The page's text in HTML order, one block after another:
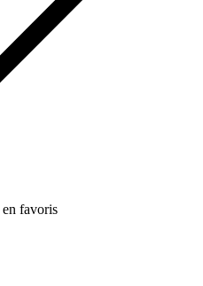
favoris